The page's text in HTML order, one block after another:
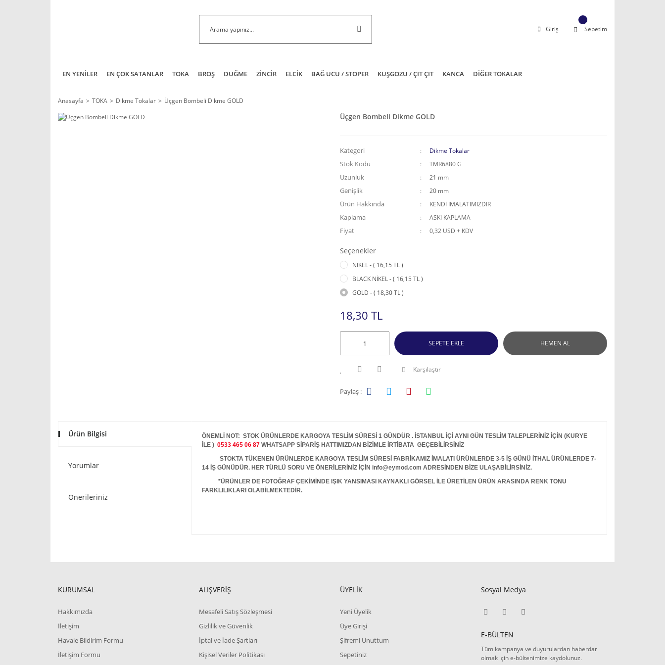
Giriş Sepetim
EN YENİLER EN ÇOK SATANLAR TOKA BROŞ DÜĞME ZİNCİR ELCİK BAĞ UCU / STOPER KUŞGÖZÜ / ÇIT ÇIT KANCA DİĞER TOKALAR
Anasayfa TOKA Dikme Tokalar Üçgen Bombeli Dikme GOLD
Üçgen Bombeli Dikme GOLD
Kategori Dikme Tokalar
Stok Kodu TMR6880 G
Uzunluk 21 mm
Genişlik 20 mm
Ürün Hakkında KENDİ İMALATIMIZDIR
Kaplama ASKI KAPLAMA
Fiyat 0,32 USD + KDV
Seçenekler
NİKEL - ( 16,15 TL )
BLACK NİKEL - ( 16,15 TL )
GOLD - ( 18,30 TL )
18,30 TL
SEPETE EKLE HEMEN AL
Karşılaştır
Paylaş :
Ürün Bilgisi
Yorumlar
Önerileriniz
ÖNEMLİ NOT: STOK ÜRÜNLERDE KARGOYA TESLİM SÜRESİ 1 GÜNDÜR . İSTANBUL İÇİ AYNI GÜN TESLİM TALEPLERİNİZ İÇİN (KURYE
İLE ) 0533 465 06 87 WHATSAPP SİPARİŞ HATTIMIZDAN BİZİMLE İRTİBATA GEÇEBİLİRSİNİZ
STOKTA TÜKENEN ÜRÜNLERDE KARGOYA TESLİM SÜRESİ FABRİKAMIZ İMALATI ÜRÜNLERDE 3-5 İŞ GÜNÜ İTHAL ÜRÜNLERDE 7-
14 İŞ GÜNÜDÜR. HER TÜRLÜ SORU VE ÖNERİLERİNİZ İÇİN info@eymod.com ADRESİNDEN BİZE ULAŞABİLİRSİNİZ.
*ÜRÜNLER DE FOTOĞRAF ÇEKİMİNDE IŞIK YANSIMASI KAYNAKLI GÖRSEL İLE ÜRETİLEN ÜRÜN ARASINDA RENK TONU
FARKLILIKLARI OLABİLMEKTEDİR.
KURUMSAL
Hakkımızda
İletişim
Havale Bildirim Formu
İletişim Formu
ALIŞVERİŞ
Mesafeli Satış Sözleşmesi
Gizlilik ve Güvenlik
İptal ve İade Şartları
Kişisel Veriler Politikası
ÜYELİK
Yeni Üyelik
Üye Girişi
Şifremi Unuttum
Sepetiniz
Sosyal Medya
E-BÜLTEN
Tüm kampanya ve duyurulardan haberdar
olmak için e-bültenimize kaydolunuz.